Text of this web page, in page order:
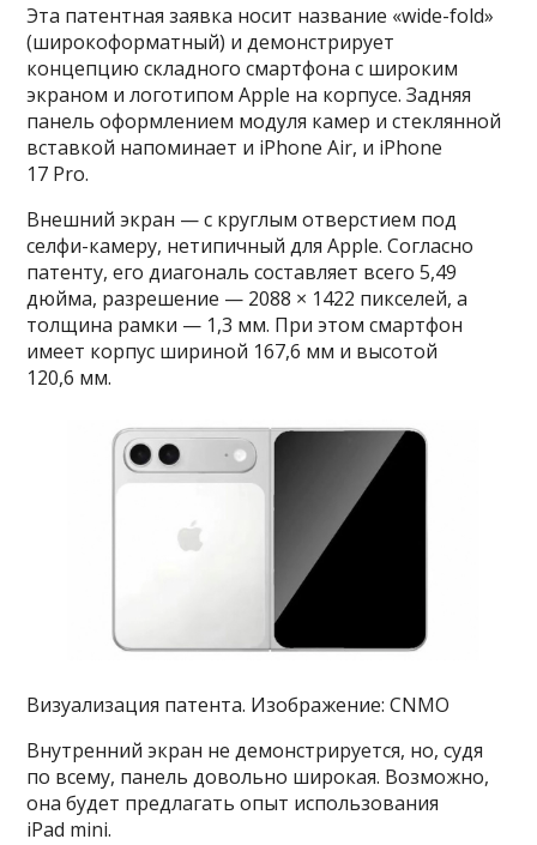
Эта патентная заявка носит название «wide-fold»
(широкоформатный) и демонстрирует
концепцию складного смартфона с широким
экраном и логотипом Apple на корпусе. Задняя
панель оформлением модуля камер и стеклянной
вставкой напоминает и iPhone Air, и iPhone
17 Pro.
Внешний экран — с круглым отверстием под
селфи-камеру, нетипичный для Apple. Согласно
патенту, его диагональ составляет всего 5,49
дюйма, разрешение — 2088 × 1422 пикселей, а
толщина рамки — 1,3 мм. При этом смартфон
имеет корпус шириной 167,6 мм и высотой
120,6 мм.
Визуализация патента. Изображение: CNMO
Внутренний экран не демонстрируется, но, судя
по всему, панель довольно широкая. Возможно,
она будет предлагать опыт использования
iPad mini.